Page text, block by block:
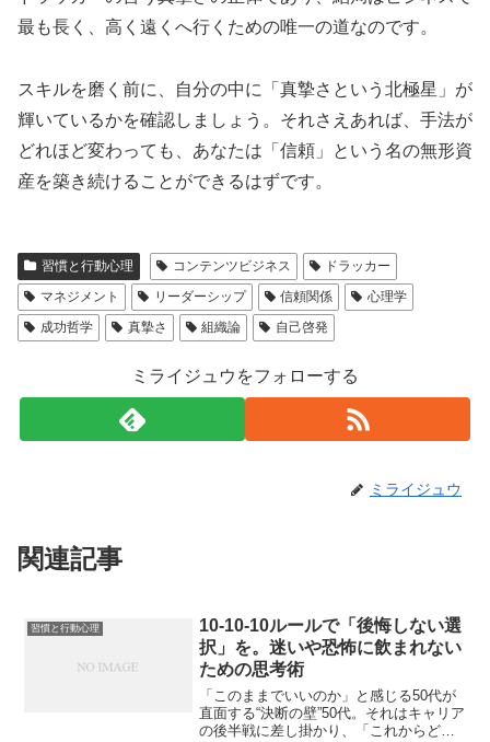
最も長く、高く遠くへ行くための唯一の道なのです。
スキルを磨く前に、自分の中に「真摯さという北極星」が
輝いているかを確認しましょう。それさえあれば、手法が
どれほど変わっても、あなたは「信頼」という名の無形資
産を築き続けることができるはずです。
習慣と行動心理 コンテンツビジネス
ドラッカー
マネジメント
リーダーシップ 信頼関係
心理学
成功哲学
真摯さ 組織論 自己啓発
ミライジュウをフォローする
ミライジュウ
関連記事
習慣と行動心理
10-10-10ルールで「後悔しない選
択」を。迷いや恐怖に飲まれない
ための思考術
「このままでいいのか」と感じる50代が
直面する“決断の壁”50代。それはキャリア
の後半戦に差し掛かり、「これからどう